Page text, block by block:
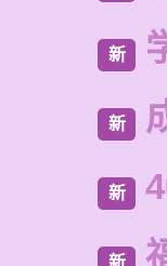
新
新
新
新